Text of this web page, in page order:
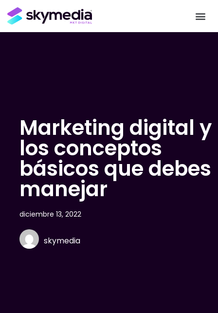
Marketing digital y
los conceptos
básicos que debes
manejar
diciembre 13, 2022
skymedia